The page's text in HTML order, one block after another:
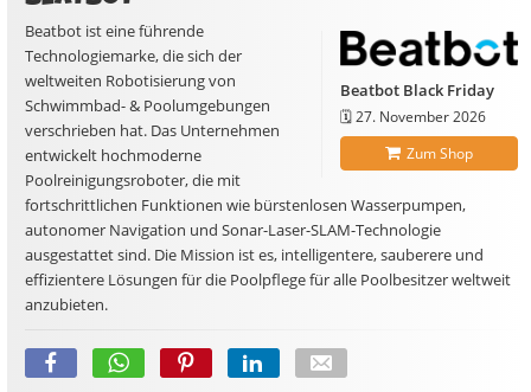
Beatbot Black Friday
🗓️27. November 2026
Zum Shop
Beatbot ist eine führende
Technologiemarke, die sich der
weltweiten Robotisierung von
Schwimmbad- & Poolumgebungen
verschrieben hat. Das Unternehmen
entwickelt hochmoderne
Poolreinigungsroboter, die mit
fortschrittlichen Funktionen wie bürstenlosen Wasserpumpen,
autonomer Navigation und Sonar-Laser-SLAM-Technologie
ausgestattet sind. Die Mission ist es, intelligentere, sauberere und
effizientere Lösungen für die Poolpflege für alle Poolbesitzer weltweit
anzubieten.